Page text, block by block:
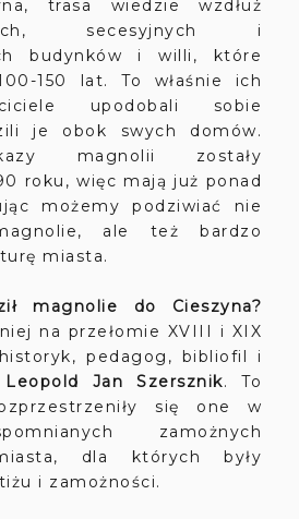
trasa wiedziewzdłuż
secesyjnych i
budynków i willi, które
150 lat. To właśnie ich
upodobali sobie
je obok swych domów.
magnolii zostały
roku, więc mają już ponad
możemy podziwiać nie
ale też bardzo
miasta.
magnolie do Cieszyna?
na przełomie XVIII i XIX
pedagog, bibliofil i
Jan Szersznik. To
się one w
zamożnych
dla których były
i zamożności.